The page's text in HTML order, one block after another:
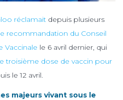
réclamait depuis plusieurs
recommandation du Conseil
Vaccinale le 6 avril dernier, qui
troisième dose de vaccin pour
le 12 avril.
majeurs vivant sous le